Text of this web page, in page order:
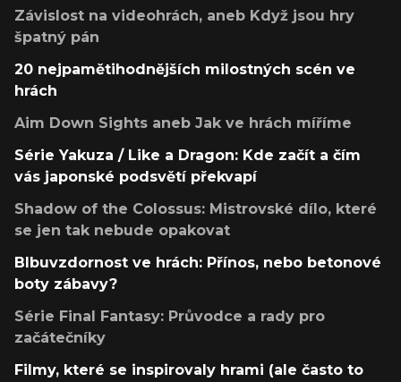
Závislost na videohrách, aneb Když jsou hry
špatný pán
20 nejpamětihodnějších milostných scén ve
hrách
Aim Down Sights aneb Jak ve hrách míříme
Série Yakuza / Like a Dragon: Kde začít a čím
vás japonské podsvětí překvapí
Shadow of the Colossus: Mistrovské dílo, které
se jen tak nebude opakovat
Blbuvzdornost ve hrách: Přínos, nebo betonové
boty zábavy?
Série Final Fantasy: Průvodce a rady pro
začátečníky
Filmy, které se inspirovaly hrami (ale často to